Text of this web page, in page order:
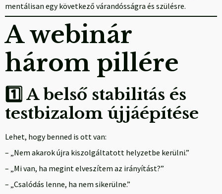
mentálisan egy következő várandósságra és szülésre.
A webinár
három pillére
1️⃣ A belső stabilitás és
testbizalom újjáépítése
Lehet, hogy benned is ott van:
– „Nem akarok újra kiszolgáltatott helyzetbe kerülni.”
– „Mi van, ha megint elveszítem az irányítást?”
– „Csalódás lenne, ha nem sikerülne.”